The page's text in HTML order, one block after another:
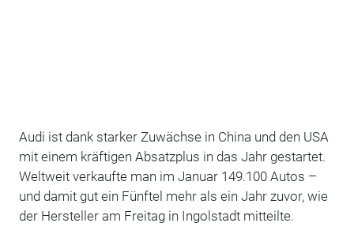
Audi ist dank starker Zuwächse in China und den USA
mit einem kräftigen Absatzplus in das Jahr gestartet.
Weltweit verkaufte man im Januar 149.100 Autos –
und damit gut ein Fünftel mehr als ein Jahr zuvor, wie
der Hersteller am Freitag in Ingolstadt mitteilte.